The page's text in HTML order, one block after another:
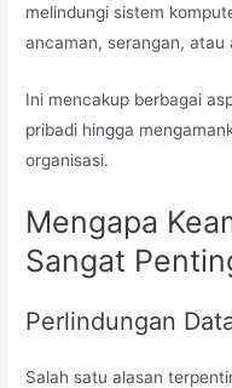
melindungi sistem
ancaman, serangan, atau
Ini mencakup berbagai
pribadi hingga
organisasi.
Mengapa
Sangat
Perlindungan
Salah satu alasan